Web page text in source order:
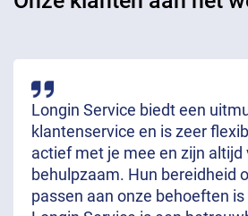
Longin Service biedt een
klantenservice en is zeer
actief met je mee en zijn altijd
behulpzaam. Hun bereidheid
passen aan onze behoeften